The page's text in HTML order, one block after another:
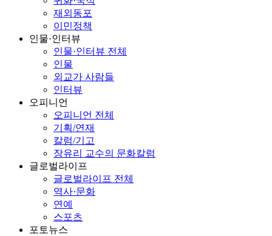
재외동포
이민정책
인물·인터뷰
인물·인터뷰 전체
인물
외교가 사람들
인터뷰
오피니언
오피니언 전체
기획/연재
칼럼/기고
장유리 교수의 문화칼럼
글로벌라이프
글로벌라이프 전체
역사·문화
연예
스포츠
포토뉴스